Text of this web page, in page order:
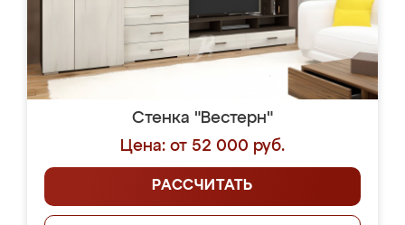
Стенка "Вестерн"
Цена: от 52 000 руб.
РАССЧИТАТЬ